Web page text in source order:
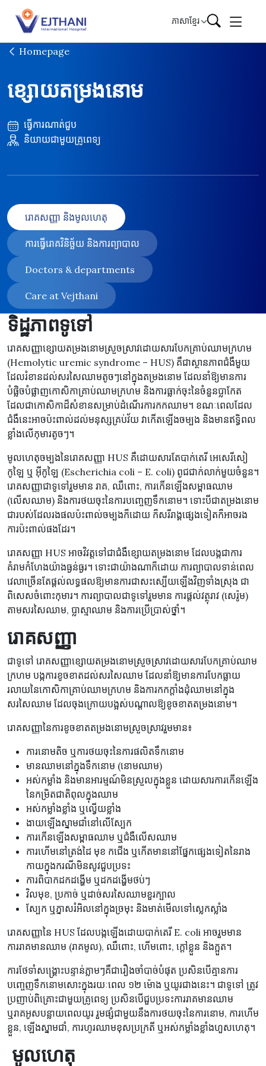
Skip to content
ភាសាខ្មែរ
Homepage
ខ្សោយតម្រងនោម
ធ្វើការណាត់ជួប
និយាយជាមួយគ្រូពេទ្យ
រោគសញ្ញា និងមូលហេតុ
ការធ្វើរោគវិនិច្ឆ័យ និងការព្យាបាល
Doctors & departments
Care at Vejthani
ទិដ្ឋភាពទូទៅ
រោគសញ្ញាខ្សោយតម្រងនោមស្រួចស្រាវដោយសារបែកគ្រាប់ឈាមក្រហម
(Hemolytic uremic syndrome – HUS) គឺជាស្ថានភាពជំងឺមួយ
ដែលរំខានដល់សរសៃឈាមតូចៗនៅក្នុងតម្រងនោម ដែលនាំឱ្យមានការ
បំផ្លិចបំផ្លាញកោសិកាគ្រាប់ឈាមក្រហម និងការធ្លាក់ចុះនៃចំនួនប្លាកែត
ដែលជាកោសិកាដ៏សំខានសម្រាប់ដំណើរការកកឈាម។ ខណៈពេលដែល
ជំងឺនេះអាចប៉ះពាល់ដល់មនុស្សគ្រប់វ័យ វាកើតឡើងចម្បង និងមានឥទ្ធិពល
ខ្លាំងលើកុមារតូចៗ។
មូលហេតុចម្បងនៃរោគសញ្ញា HUS គឺដោយសារតែបាក់តេរី អេសេរីសៀ
កូឡៃ ឬ អ៊ីកូឡៃ (Escherichia coli – E. coli) ពូជជាក់លាក់មួយចំនួន។
រោគសញ្ញាជាទូទៅរួមមាន រាគ, ឈឺពោះ, ការកើនឡើងសម្ពាធឈាម
(លើសឈាម) និងការថយចុះនៃការបញ្ចេញទឹកនោម។ ទោះបីជាតម្រងនោម
ជារបស់ដែលរងផលប៉ះពាល់ចម្បងក៏ដោយ ក៏សរីរាង្គផ្សេងទៀតក៏អាចរង
ការប៉ះពាល់ផងដែរ។
រោគសញ្ញា HUS អាចវិវត្តទៅជាជំងឺខ្សោយតម្រងនោម ដែលបង្កជាការ
គំរាមកំហែងយ៉ាងធ្ងន់ធ្ងរ។ ទោះជាយ៉ាងណាក៏ដោយ ការព្យាបាលទាន់ពេល
វេលាច្រើនតែផ្តល់លទ្ធផលឱ្យមានការជាសះស្បើយឡើងវិញទាំងស្រុង ជា
ពិសេសចំពោះកុមារ។ ការព្យាបាលជាទូទៅរួមមាន ការផ្តល់វត្ថុរាវ (សេរ៉ូម)
តាមសរសៃឈាម, ប្លាស្មាឈាម និងការប្រើប្រាស់ថ្នាំ។
រោគសញ្ញា
ជាទូទៅ រោគសញ្ញាខ្សោយតម្រងនោមស្រួចស្រាវដោយសារបែកគ្រាប់ឈាម
ក្រហម បង្កការខូចខាតដល់សរសៃឈាម ដែលនាំឱ្យមានការបែកធ្លាយ
រលាយនៃកោសិកាគ្រាប់ឈាមក្រហម និងការកកក្ដាំងដុំឈាមនៅក្នុង
សរសៃឈាម ដែលចុងក្រោយបង្អស់បណ្តាលឱ្យខូចខាតតម្រងនោម។
រោគសញ្ញានៃការខូចខាតតម្រងនោមស្រួចស្រាវរួមមាន៖
ការនោមតិច ឬការថយចុះនៃការផលិតទឹកនោម
មានឈាមនៅក្នុងទឹកនោម (នោមឈាម)
អស់កម្លាំង និងមានអារម្មណ៍មិនស្រួលក្នុងខ្លួន ដោយសារការកើនឡើង
នៃកម្រិតជាតិពុលក្នុងឈាម
អស់កម្លាំងខ្លាំង ឬល្វើយខ្លាំង
ងាយឡើងស្នាមជាំនៅលើស្បែក
ការកើនឡើងសម្ពាធឈាម ឬជំងឺលើសឈាម
ការហើមនៅត្រង់ដៃ មុខ កជើង ឬកើតមាននៅផ្នែកផ្សេងទៀតនៃរាង
កាយក្នុងករណីមិនសូវជួបប្រទះ
ការពិបាកដកដង្ហើម ឬដកដង្ហើមថប់ៗ
វិលមុខ, ប្រកាច់ ឬដាច់សរសៃឈាមខួរក្បាល
ស្បែក ឬភ្នាសរំអិលនៅក្នុងច្រមុះ និងមាត់មើលទៅស្លេកស្លាំង
រោគសញ្ញានៃ HUS ដែលបង្កឡើងដោយបាក់តេរី E. coli អាចរួមមាន
ការរាគមានឈាម (រាគមូល), ឈឺពោះ, ហើមពោះ, ក្តៅខ្លួន និងក្អួត។
ការថែទាំសង្គ្រោះបន្ទាន់ភ្លាមៗគឺជារឿងចាំបាច់បំផុត ប្រសិនបើគ្មានការ
បញ្ចេញទឹកនោមសោះក្នុងរយៈពេល ១២ ម៉ោង ឬយូរជាងនេះ។ ជាទូទៅ ត្រូវ
ប្រញាប់ពិគ្រោះជាមួយគ្រូពេទ្យ ប្រសិនបើជួបប្រទះការរាគមានឈាម
ឬរាគអូសបន្លាយពេលយូរ រួមផ្សំជាមួយនឹងការថយចុះនៃការនោម, ការហើម
ខ្លួន, ឡើងស្នាមជាំ, ការហូរឈាមខុសប្រក្រតី ឬអស់កម្លាំងខ្លាំងហួសហេតុ។
​​ មូលហេតុ